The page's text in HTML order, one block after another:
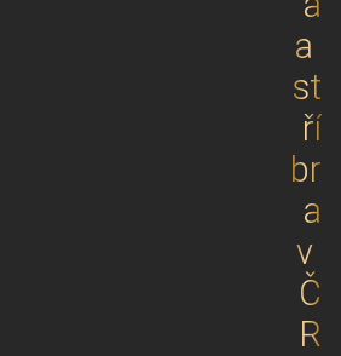
a
st
ří
br
a
v
Č
R